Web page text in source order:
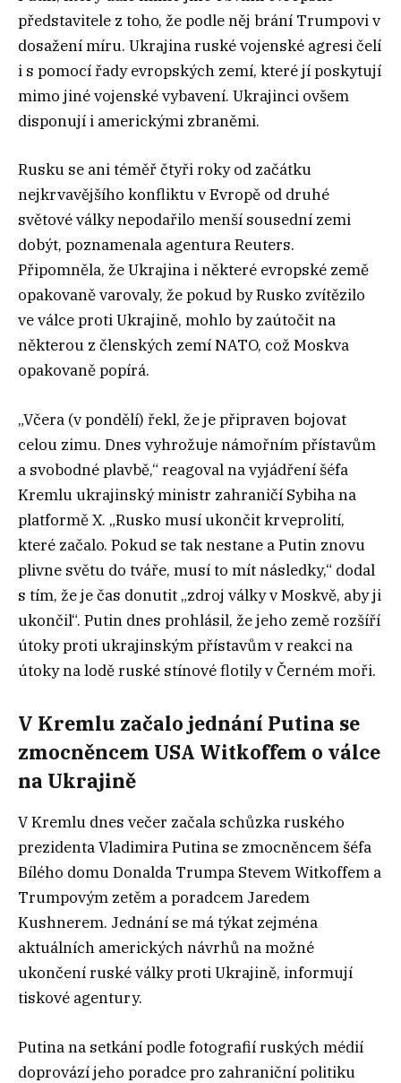
představitele z toho, že podle něj brání Trumpovi v
dosažení míru. Ukrajina ruské vojenské agresi čelí
i s pomocí řady evropských zemí, které jí poskytují
mimo jiné vojenské vybavení. Ukrajinci ovšem
disponují i americkými zbraněmi.
Rusku se ani téměř čtyři roky od začátku
nejkrvavějšího konfliktu v Evropě od druhé
světové války nepodařilo menší sousední zemi
dobýt, poznamenala agentura Reuters.
Připomněla, že Ukrajina i některé evropské země
opakovaně varovaly, že pokud by Rusko zvítězilo
ve válce proti Ukrajině, mohlo by zaútočit na
některou z členských zemí NATO, což Moskva
opakovaně popírá.
„Včera (v pondělí) řekl, že je připraven bojovat
celou zimu. Dnes vyhrožuje námořním přístavům
a svobodné plavbě,“ reagoval na vyjádření šéfa
Kremlu ukrajinský ministr zahraničí Sybiha na
platformě X. „Rusko musí ukončit krveprolití,
které začalo. Pokud se tak nestane a Putin znovu
plivne světu do tváře, musí to mít následky,“ dodal
s tím, že je čas donutit „zdroj války v Moskvě, aby ji
ukončil“. Putin dnes prohlásil, že jeho země rozšíří
útoky proti ukrajinským přístavům v reakci na
útoky na lodě ruské stínové flotily v Černém moři.
V Kremlu začalo jednání Putina se
zmocněncem USA Witkoffem o válce
na Ukrajině
V Kremlu dnes večer začala schůzka ruského
prezidenta Vladimira Putina se zmocněncem šéfa
Bílého domu Donalda Trumpa Stevem Witkoffem a
Trumpovým zetěm a poradcem Jaredem
Kushnerem. Jednání se má týkat zejména
aktuálních amerických návrhů na možné
ukončení ruské války proti Ukrajině, informují
tiskové agentury.
Putina na setkání podle fotografií ruských médií
doprovází jeho poradce pro zahraniční politiku